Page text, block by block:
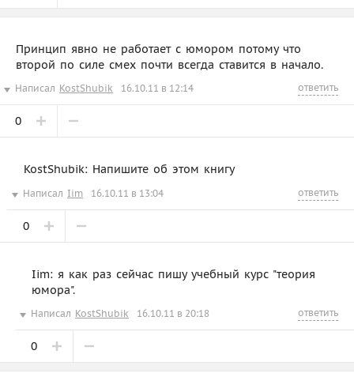
Принцип явно не работает с юмором потому что
второй по силе смех почти всегда ставится в начало.
Написал KostShubik 16.10.11 в 12:14 ответить
0
KostShubik: Напишите об этом книгу
Написал Iim 16.10.11 в 13:04 ответить
0
Iim: я как раз сейчас пишу учебный курс "теория
юмора".
Написал KostShubik 16.10.11 в 20:18 ответить
0